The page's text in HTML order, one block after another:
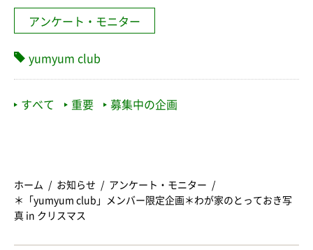
アンケート・モニター
yumyum club
すべて 重要 募集中の企画
ホーム お知らせ
アンケート・モニター
＊「yumyum club」メンバー限定企画＊わが家のとっておき写
真 in クリスマス